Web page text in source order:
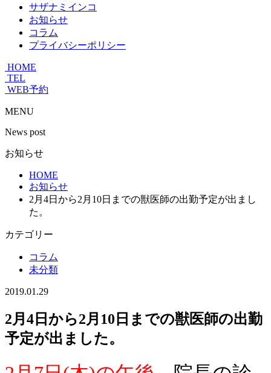
サザナミインコ
お知らせ
コラム
プライバシーポリシー
HOME
TEL
WEB予約
MENU
News post
お知らせ
HOME
お知らせ
2月4日から2月10日までの獣医師の出勤予定が出まし
た。
カテゴリー
コラム
未分類
2019.01.29
2月4日から2月10日までの獣医師の出勤
予定が出ました。